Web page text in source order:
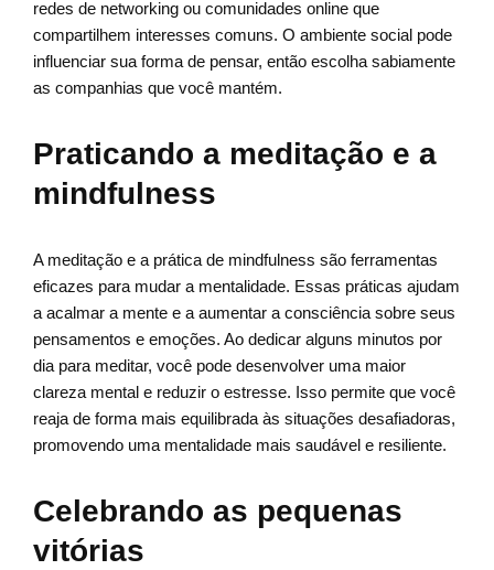
redes de networking ou comunidades online que
compartilhem interesses comuns. O ambiente social pode
influenciar sua forma de pensar, então escolha sabiamente
as companhias que você mantém.
Praticando a meditação e a
mindfulness
A meditação e a prática de mindfulness são ferramentas
eficazes para mudar a mentalidade. Essas práticas ajudam
a acalmar a mente e a aumentar a consciência sobre seus
pensamentos e emoções. Ao dedicar alguns minutos por
dia para meditar, você pode desenvolver uma maior
clareza mental e reduzir o estresse. Isso permite que você
reaja de forma mais equilibrada às situações desafiadoras,
promovendo uma mentalidade mais saudável e resiliente.
Celebrando as pequenas
vitórias